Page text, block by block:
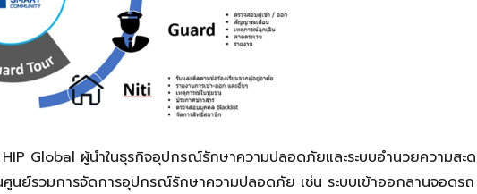
Global ผู้นำในธุรกิจอุปกรณ์รักษาความปลอดภัยและระบบอำนวยความสะ
นย์รวมการจัดการอุปกรณ์รักษาความปลอดภัย เช่น ระบบเข้าออกลานจอดรถ